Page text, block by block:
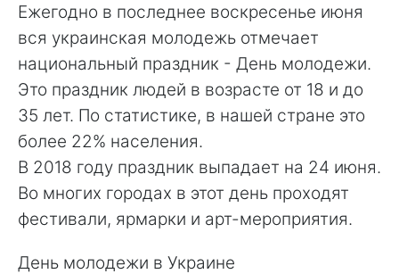
Ежегодно в последнее воскресенье июня
вся украинская молодежь отмечает
национальный праздник - День молодежи.
Это праздник людей в возрасте от 18 и до
35 лет. По статистике, в нашей стране это
более 22% населения.
В 2018 году праздник выпадает на 24 июня.
Во многих городах в этот день проходят
фестивали, ярмарки и арт-мероприятия.
День молодежи в Украине